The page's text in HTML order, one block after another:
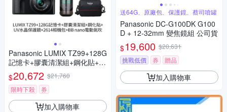
Panasonic LUMIX TZ99+128G
記憶卡+膠囊清潔組+鋼化貼+水
晶保護鏡+2614相機包+NITEC
ORE BB nano 迷你電動氣吹
(公司貨)
$20,672 $21,760
限時下殺
券
加入購物車
送64G、原廠包、保護鏡、蔡司噴罐
Panasonic DC-G100DK G100
D + 12-32mm 變焦鏡組 公司貨
$19,600 $20,631
挑戰低價
券 贈品
加入購物車